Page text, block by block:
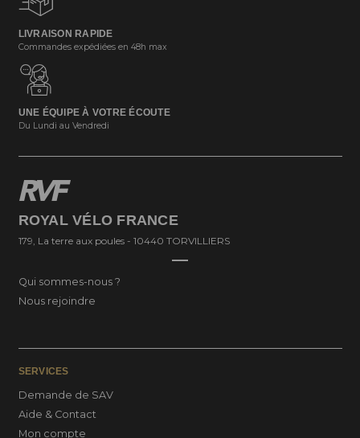
LIVRAISON RAPIDE
Commandes expédiées en 48h max
UNE ÉQUIPE À VOTRE ÉCOUTE
Du Lundi au Vendredi
ROYAL VÉLO FRANCE
179, La terre aux poules - 10440 TORVILLIERS
Qui sommes-nous ?
Nous rejoindre
SERVICES
Demande de SAV
Aide & Contact
Mon compte